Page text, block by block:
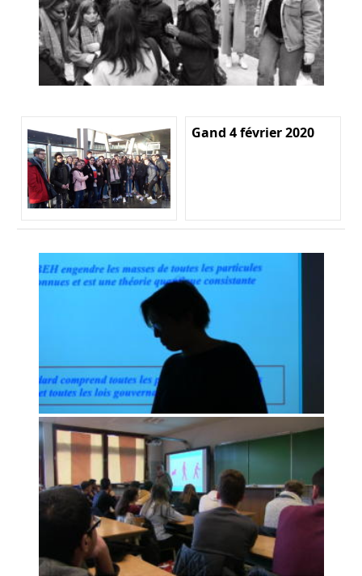
Gand 4 février 2020